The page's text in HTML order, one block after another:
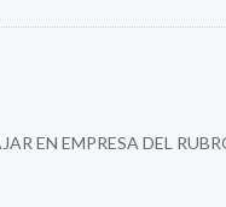
EN EMPRESA DEL